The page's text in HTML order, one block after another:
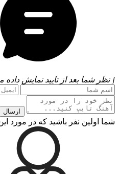
[ نظر شما بعد از تایید نمایش داده
ارسال
شما اولین نفر باشید که در مورد